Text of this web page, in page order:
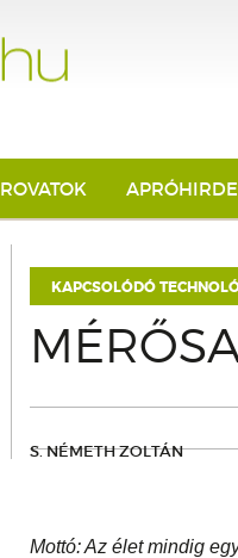
ROVATOK
KAPCSOLÓDÓ
S. NÉMETH ZOLTÁN
Mottó: Az élet mindig